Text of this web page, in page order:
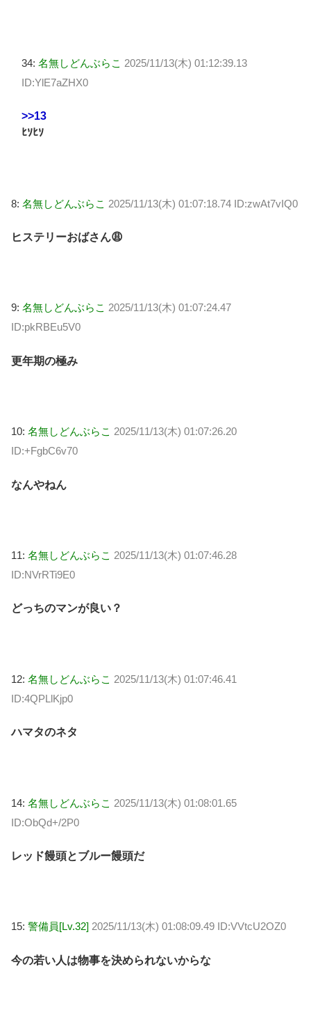
34: 名無しどんぶらこ 2025/11/13(木) 01:12:39.13
ID:YlE7aZHX0
>>13
ﾋｿﾋｿ
8: 名無しどんぶらこ 2025/11/13(木) 01:07:18.74 ID:zwAt7vIQ0
ヒステリーおばさん😩
9: 名無しどんぶらこ 2025/11/13(木) 01:07:24.47
ID:pkRBEu5V0
更年期の極み
10: 名無しどんぶらこ 2025/11/13(木) 01:07:26.20
ID:+FgbC6v70
なんやねん
11: 名無しどんぶらこ 2025/11/13(木) 01:07:46.28
ID:NVrRTi9E0
どっちのマンが良い？
12: 名無しどんぶらこ 2025/11/13(木) 01:07:46.41
ID:4QPLlKjp0
ハマタのネタ
14: 名無しどんぶらこ 2025/11/13(木) 01:08:01.65
ID:ObQd+/2P0
レッド饅頭とブルー饅頭だ
15: 警備員[Lv.32] 2025/11/13(木) 01:08:09.49 ID:VVtcU2OZ0
今の若い人は物事を決められないからな